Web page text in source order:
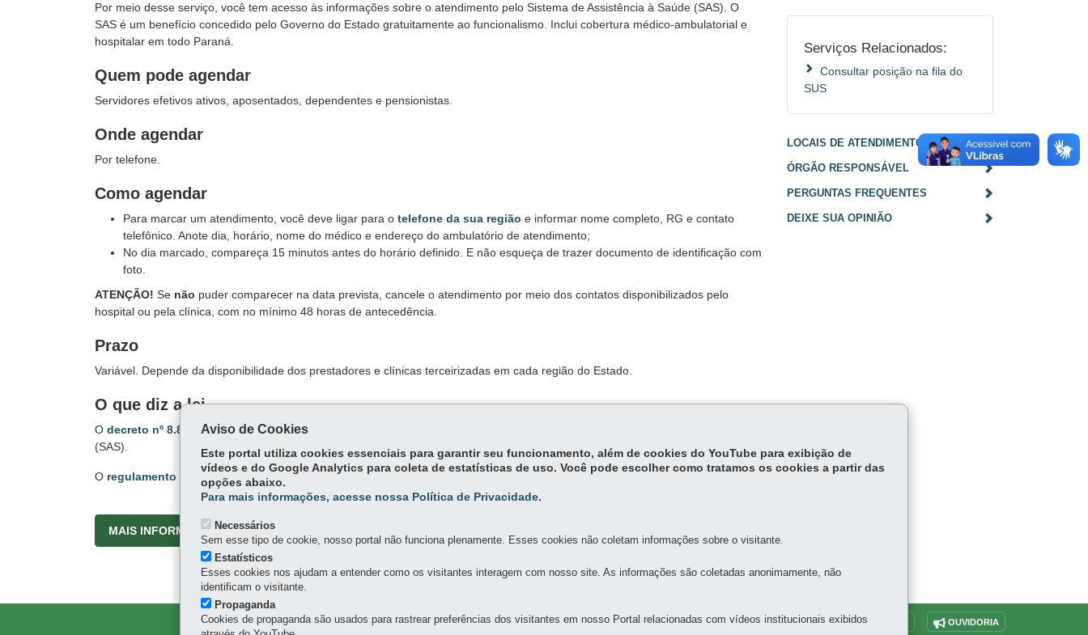
Por meio desse serviço, você tem acesso às informações sobre o atendimento pelo Sistema de Assistência à Saúde (SAS). O
SAS é um benefício concedido pelo Governo do Estado gratuitamente ao funcionalismo. Inclui cobertura médico-ambulatorial e
hospitalar em todo Paraná.
Quem pode agendar
Servidores efetivos ativos, aposentados, dependentes e pensionistas.
Onde agendar
Por telefone.
Como agendar
Para marcar um atendimento, você deve ligar para o telefone da sua região e informar nome completo, RG e contato
telefônico. Anote dia, horário, nome do médico e endereço do ambulatório de atendimento;
No dia marcado, compareça 15 minutos antes do horário definido. E não esqueça de trazer documento de identificação com
foto.
ATENÇÃO! Se não puder comparecer na data prevista, cancele o atendimento por meio dos contatos disponibilizados pelo
hospital ou pela clínica, com no mínimo 48 horas de antecedência.
Prazo
Variável. Depende da disponibilidade dos prestadores e clínicas terceirizadas em cada região do Estado.
O que diz a lei
O decreto nº 8.887 , de 29 de novembro de 2010,
(SAS).
O regulamento do SAS define quais ações são promovidas pelo sistema.
MAIS INFORMAÇÕES
Serviços Relacionados:
Consultar posição na fila do
SUS
LOCAIS DE ATENDIMENTO
ÓRGÃO RESPONSÁVEL
PERGUNTAS FREQUENTES
DEIXE SUA OPINIÃO
MAPA DO SITE DENUNCIE CORRUPÇÃO OUVIDORIA
Aviso de Cookies
Este portal utiliza cookies essenciais para garantir seu funcionamento, além de cookies do YouTube para exibição de
vídeos e do Google Analytics para coleta de estatísticas de uso. Você pode escolher como tratamos os cookies a partir das
opções abaixo.
Para mais informações, acesse nossa Política de Privacidade.
Necessários
Sem esse tipo de cookie, nosso portal não funciona plenamente. Esses cookies não coletam informações sobre o visitante.
Estatísticos
Esses cookies nos ajudam a entender como os visitantes interagem com nosso site. As informações são coletadas anonimamente, não
identificam o visitante.
Propaganda
Cookies de propaganda são usados para rastrear preferências dos visitantes em nosso Portal relacionadas com vídeos institucionais exibidos